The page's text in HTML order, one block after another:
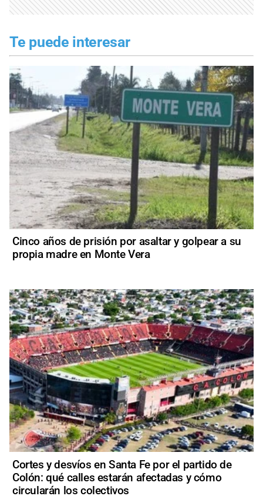
Te puede interesar
Cinco años de prisión por asaltar y golpear a su
propia madre en Monte Vera
Cortes y desvíos en Santa Fe por el partido de
Colón: qué calles estarán afectadas y cómo
circularán los colectivos